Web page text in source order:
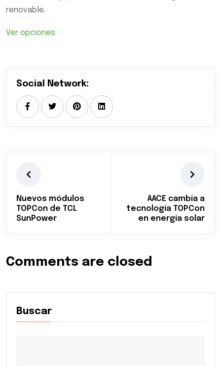
renovable.
Ver opciones
Social Network:
Nuevos módulos
TOPCon de TCL
SunPower
AACE cambia a
tecnología TOPCon
en energía solar
Comments are closed
Buscar